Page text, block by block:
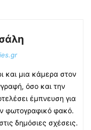
και μια κάμερα στον
όσο και την
έμπνευση για
φωτογραφικό φακό.
δημόσιες σχέσεις.